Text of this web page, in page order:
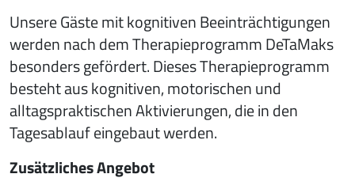
Unsere Gäste mit kognitiven Beeinträchtigungen
werden nach dem Therapieprogramm DeTaMaks
besonders gefördert. Dieses Therapieprogramm
besteht aus kognitiven, motorischen und
alltagspraktischen Aktivierungen, die in den
Tagesablauf eingebaut werden.
Zusätzliches Angebot